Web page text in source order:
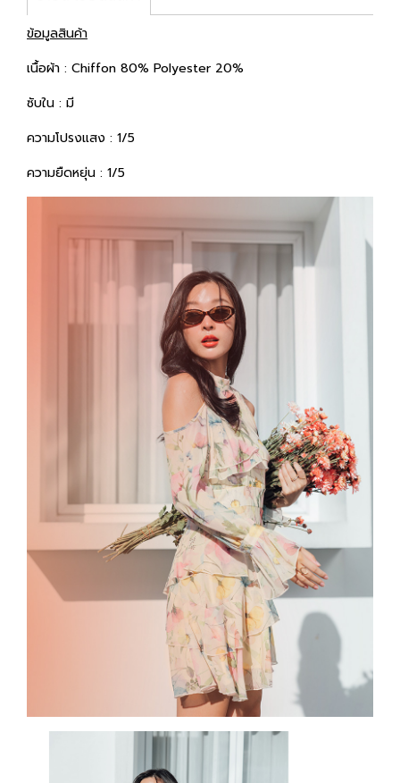
ข้อมูลสินค้า
เนื้อผ้า : Chiffon 80% Polyester 20%
ซับใน : มี
ความโปรงแสง : 1/5
ความยืดหยุ่น : 1/5